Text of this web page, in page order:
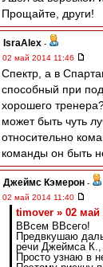
Прощайте, други!
IsraAlex -
02 май 2014 11:46
Спектр, а в
способный при
хорошего
может быть чуть
относительно
команды он быть
Джеймс Кэмерон -
02 май 2014 11:40
timover » 02 май
ВВсем ВВсего!
Предвкушаю
речи Джеймса К.,
Просто узнаю в